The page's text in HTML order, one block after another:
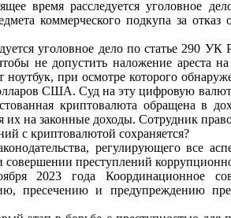
времярасследуется уголовное
коммерческого подкупа за отказ
уголовное дело по статье 290 УК
не допустить наложение ареста
ноутбук, при осмотре которого
США. Суд на этуцифровую
криптовалюта обращена в
их на законные доходы. Сотрудник
с криптовалютой сохраняется?
регулирующего все
совершении преступлений
2023 года Координационное
пресечению и предупреждению